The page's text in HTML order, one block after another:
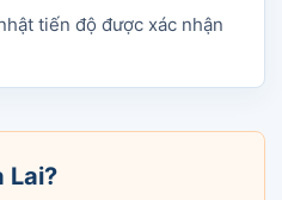
tiến độ được xác nhận
Lai?